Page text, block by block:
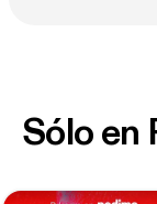
Sólo en